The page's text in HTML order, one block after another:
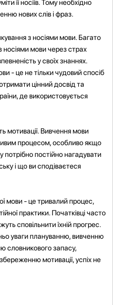
її носіїв. Тому необхідно
нових слів і фраз.
з носіями мови. Багато
носіями мови через страх
у своїх знаннях.
- це не тільки чудовий спосіб
цінний досвід та
де використовується
мотивації. Вивчення мови
процесом, особливо якщо
потрібно постійно нагадувати
і що ви сподіваєтеся
мови - це тривалий процес,
практики. Початківці часто
сповільнити їхній прогрес.
уваги плануванню, вивченню
словникового запасу,
мотивації, успіх не